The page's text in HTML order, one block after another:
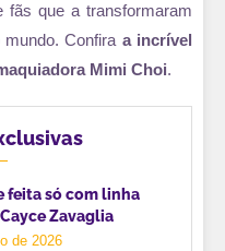
fãs que a transformaram
Confira a incrível
Mimi Choi.
feita só com linha
Zavaglia
de 2026